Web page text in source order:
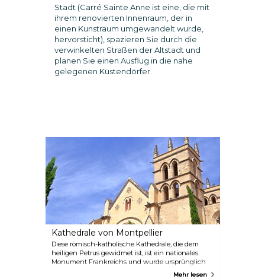
Stadt (Carré Sainte Anne ist eine, die mit
ihrem renovierten Innenraum, der in
einen Kunstraum umgewandelt wurde,
hervorsticht), spazieren Sie durch die
verwinkelten Straßen der Altstadt und
planen Sie einen Ausflug in die nahe
gelegenen Küstendörfer.
Kathedrale von Montpellier
Diese römisch-katholische Kathedrale, die dem
heiligen Petrus gewidmet ist, ist ein nationales
Monument Frankreichs und wurde ursprünglich
1364 als Kirche gegründet und 1536 in eineMehr lesen